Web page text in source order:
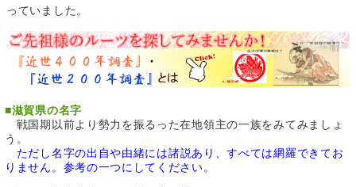
っていました。
■滋賀県の名字
戦国期以前より勢力を振るった在地領主の一族をみてみましょ
う。
ただし名字の出自や由緒には諸説あり、すべては網羅できてお
りません。参考の一つにしてください。